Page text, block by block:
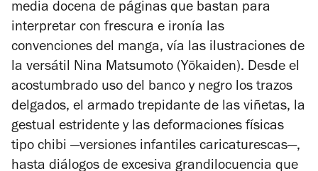
media docena de páginas que bastan para
interpretar con frescura e ironía las
convenciones del manga, vía las ilustraciones de
la versátil Nina Matsumoto (Yōkaiden). Desde el
acostumbrado uso del banco y negro los trazos
delgados, el armado trepidante de las viñetas, la
gestual estridente y las deformaciones físicas
tipo chibi —versiones infantiles caricaturescas—,
hasta diálogos de excesiva grandilocuencia que